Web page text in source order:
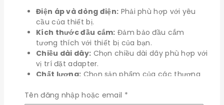
Điện áp và dòng điện: Phải phù hợp với yêu
cầu của thiết bị.
Kích thước đầu cắm: Đảm bảo đầu cắm
tương thích với thiết bị của bạn.
Chiều dài dây: Chọn chiều dài dây phù hợp với
vị trí đặt adapter.
Chất lượng: Chọn sản phẩm của các thương
Tên đăng nhập hoặc email *Bắt